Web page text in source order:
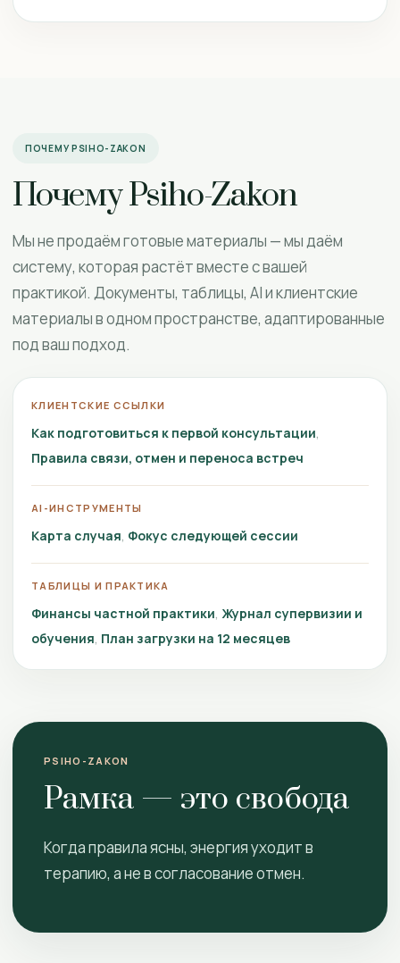
ПОЧЕМУ PSIHO-ZAKON
Почему Psiho-Zakon
Мы не продаём готовые материалы — мы даём
систему, которая растёт вместе с вашей
практикой. Документы, таблицы, AI и клиентские
материалы в одном пространстве, адаптированные
под ваш подход.
КЛИЕНТСКИЕ ССЫЛКИ
Как подготовиться к первой консультации
Правила связи, отмен и переноса встреч
AI-ИНСТРУМЕНТЫ
Карта случая Фокус следующей сессии
ТАБЛИЦЫ И ПРАКТИКА
Финансы частной практики Журнал супервизии и
обучения План загрузки на 12 месяцев
PSIHO-ZAKON
Рамка — это свобода
Когда правила ясны, энергия уходит в
терапию, а не в согласование отмен.